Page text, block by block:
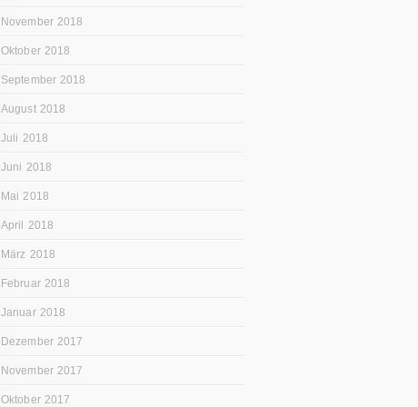
November 2018
Oktober 2018
September 2018
August 2018
Juli 2018
Juni 2018
Mai 2018
April 2018
März 2018
Februar 2018
Januar 2018
Dezember 2017
November 2017
Oktober 2017